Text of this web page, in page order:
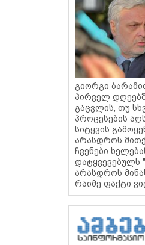
გიორგი
პირველ
გაცვლის, თუ
პროცესების
სიტყვის
არასდროს
ჩვენები
დატყვევებულს
არასდროს
რაიმე ფაქტი